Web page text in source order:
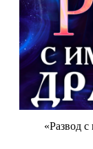
«Развод